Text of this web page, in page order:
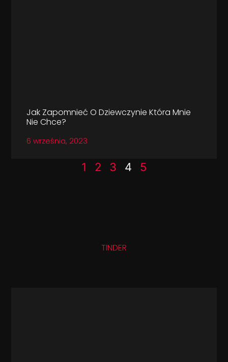
Jak Zapomnieć O Dziewczynie Która Mnie
Nie Chce?
6 września, 2023
1 2 3 4 5
TINDER